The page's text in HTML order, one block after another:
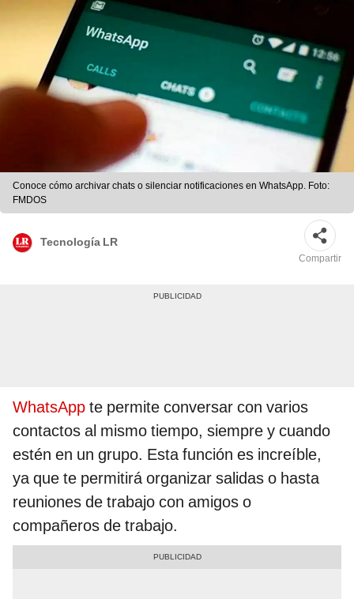
Conoce cómo archivar chats o silenciar notificaciones en WhatsApp. Foto:
FMDOS
Tecnología LR
Compartir
WhatsApp te permite conversar con varios
contactos al mismo tiempo, siempre y cuando
estén en un grupo. Esta función es increíble,
ya que te permitirá organizar salidas o hasta
reuniones de trabajo con amigos o
compañeros de trabajo.